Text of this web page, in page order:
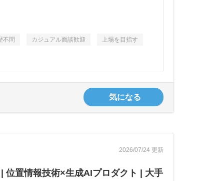
不問 カジュアル面談歓迎 上場を目指す
気になる
2026/07/24 更新
位置情報技術×生成AIプロダクト | 大手